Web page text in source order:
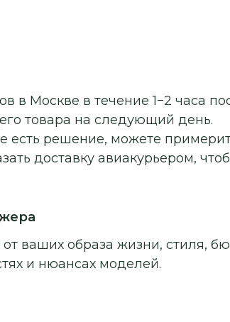
в Москве в течение 1−2 часа
товара на следующий день.
есть решение, можете
доставку авиакурьером,
ваших образа жизни, стиля,
и нюансах моделей.